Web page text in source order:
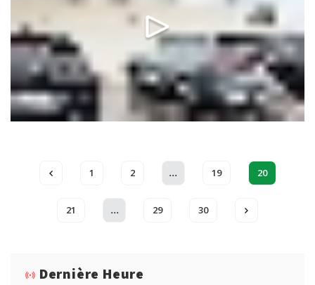
1 2 ... 19 20
21 ... 29 30
Dernière Heure